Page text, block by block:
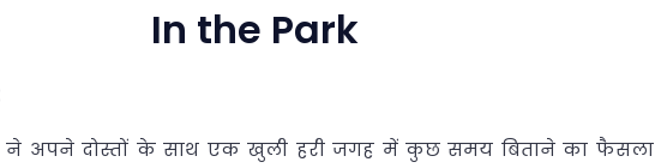
In the Park
अपने दोस्तों के साथ एक खुली हरी जगह में कुछ समय बिताने का फैसला